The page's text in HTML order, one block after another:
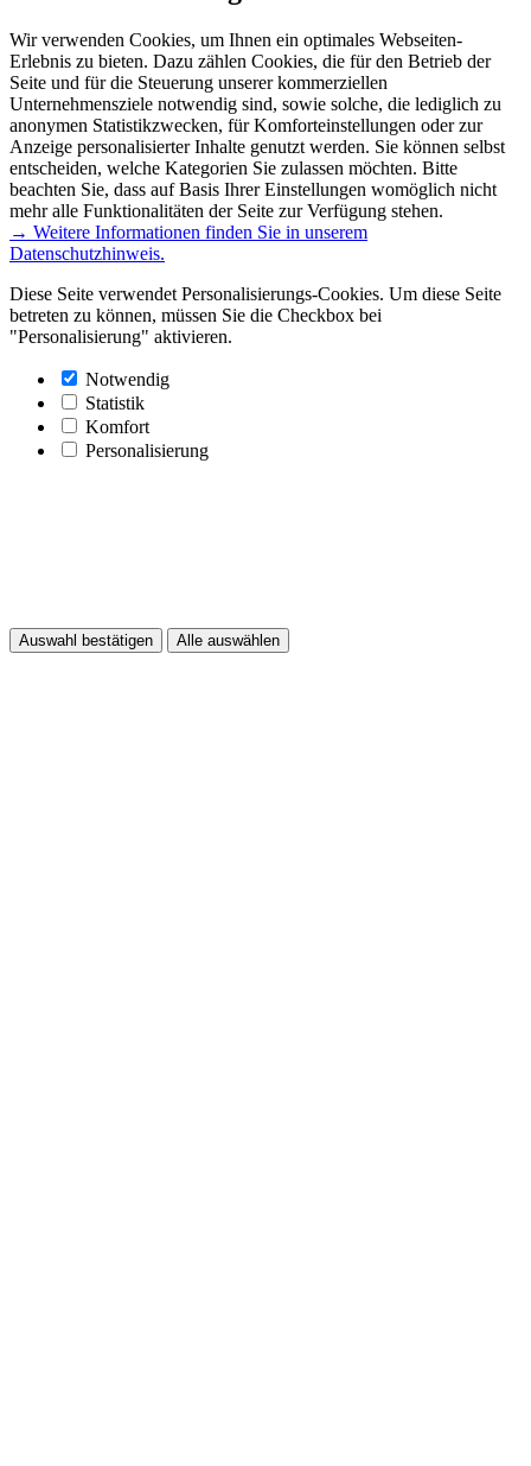
Wir verwenden Cookies, um Ihnen ein optimales Webseiten-
Erlebnis zu bieten. Dazu zählen Cookies, die für den Betrieb der
Seite und für die Steuerung unserer kommerziellen
Unternehmensziele notwendig sind, sowie solche, die lediglich zu
anonymen Statistikzwecken, für Komforteinstellungen oder zur
Anzeige personalisierter Inhalte genutzt werden. Sie können selbst
entscheiden, welche Kategorien Sie zulassen möchten. Bitte
beachten Sie, dass auf Basis Ihrer Einstellungen womöglich nicht
mehr alle Funktionalitäten der Seite zur Verfügung stehen.
→ Weitere Informationen finden Sie in unserem
Datenschutzhinweis.
Diese Seite verwendet Personalisierungs-Cookies. Um diese Seite
betreten zu können, müssen Sie die Checkbox bei
"Personalisierung" aktivieren.
Notwendig
Statistik
Komfort
Personalisierung
Auswahl bestätigen Alle auswählen